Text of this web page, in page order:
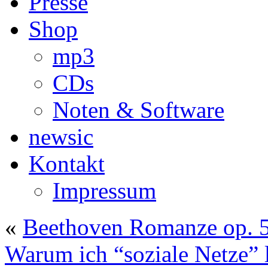
Shop
mp3
CDs
Noten & Software
newsic
Kontakt
Impressum
« Beethoven Romanze op.
Warum ich “soziale